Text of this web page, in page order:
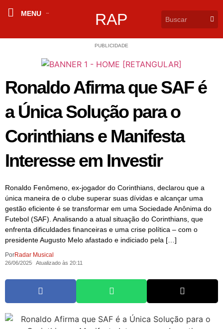
MENU RAP
PUBLICIDADE
Ronaldo Afirma que SAF é
a Única Solução para o
Corinthians e Manifesta
Interesse em Investir
Ronaldo Fenômeno, ex-jogador do Corinthians, declarou que a
única maneira de o clube superar suas dívidas e alcançar uma
gestão eficiente é se transformar em uma Sociedade Anônima do
Futebol (SAF). Analisando a atual situação do Corinthians, que
enfrenta dificuldades financeiras e uma crise política – com o
presidente Augusto Melo afastado e indiciado pela […]
PorRadar Musical
26/06/2025 Atualizado às 20:11